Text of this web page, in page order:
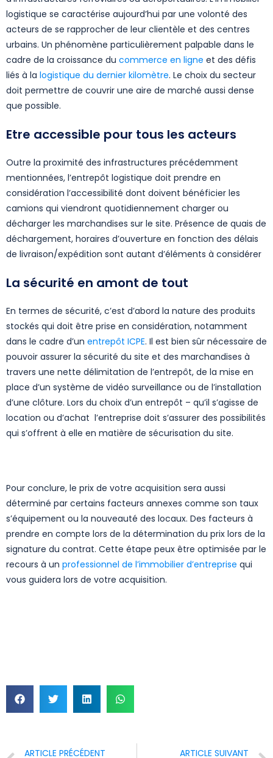
logistique se caractérise aujourd’hui par une volonté des
acteurs de se rapprocher de leur clientèle et des centres
urbains. Un phénomène particulièrement palpable dans le
cadre de la croissance du commerce en ligne et des défis
liés à la logistique du dernier kilomètre. Le choix du secteur
doit permettre de couvrir une aire de marché aussi dense
que possible.
Etre accessible pour tous les acteurs
Outre la proximité des infrastructures précédemment
mentionnées, l’entrepôt logistique doit prendre en
considération l’accessibilité dont doivent bénéficier les
camions qui viendront quotidiennement charger ou
décharger les marchandises sur le site. Présence de quais de
déchargement, horaires d’ouverture en fonction des délais
de livraison/expédition sont autant d’éléments à considérer
La sécurité en amont de tout
En termes de sécurité, c’est d’abord la nature des produits
stockés qui doit être prise en considération, notamment
dans le cadre d’un entrepôt ICPE. Il est bien sûr nécessaire de
pouvoir assurer la sécurité du site et des marchandises à
travers une nette délimitation de l’entrepôt, de la mise en
place d’un système de vidéo surveillance ou de l’installation
d’une clôture. Lors du choix d’un entrepôt – qu’il s’agisse de
location ou d’achat l’entreprise doit s’assurer des possibilités
qui s’offrent à elle en matière de sécurisation du site.
Pour conclure, le prix de votre acquisition sera aussi
déterminé par certains facteurs annexes comme son taux
s’équipement ou la nouveauté des locaux. Des facteurs à
prendre en compte lors de la détermination du prix lors de la
signature du contrat. Cette étape peux être optimisée par le
recours à un professionnel de l’immobilier d’entreprise qui
vous guidera lors de votre acquisition.
ARTICLE PRÉCÉDENT ARTICLE SUIVANT